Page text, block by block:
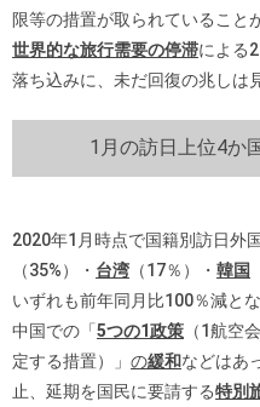
限等の措置が取られていること
世界的な旅行需要の停滞による
落ち込みに、未だ回復の兆しは
1月の訪日上位4か
2020年1月時点で国籍別訪日外
（35%）・ 台湾 （17％）・ 韓国
いずれも前年同月比100％減とな
中国での「5つの1政策 （1航空
定する措置）」 の緩和などはあ
止、延期を国民に要請する特別